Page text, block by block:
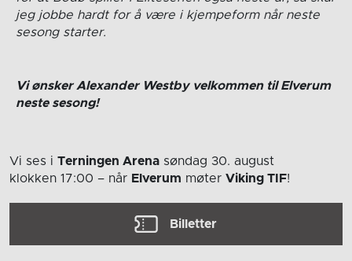
jeg jobbe hardt for å være i kjempeform når neste
sesong starter.
Vi ønsker Alexander Westby velkommen til Elverum
neste sesong!
Vi ses i Terningen Arena søndag 30. august
klokken 17:00 – når Elverum møter Viking TIF!
Billetter